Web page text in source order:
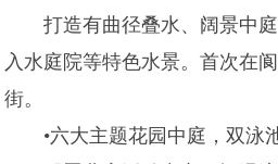
打造有曲径叠水、阔景中
入水庭院等特色水景。首次在
街。
•六大主题花园中庭，双泳